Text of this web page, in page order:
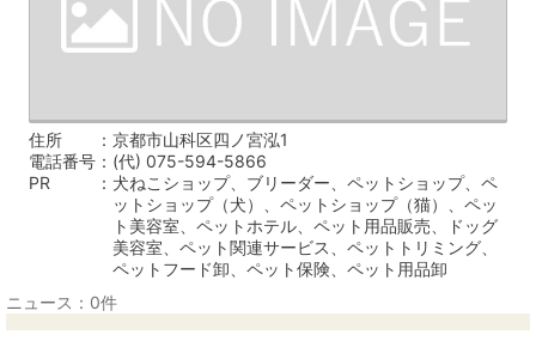
住所
京都市山科区四ノ宮泓1
電話番号
(代) 075-594-5866
PR
犬ねこショップ、ブリーダー、ペットショップ、ペ
ットショップ（犬）、ペットショップ（猫）、ペッ
ト美容室、ペットホテル、ペット用品販売、ドッグ
美容室、ペット関連サービス、ペットトリミング、
ペットフード卸、ペット保険、ペット用品卸
ニュース：0件